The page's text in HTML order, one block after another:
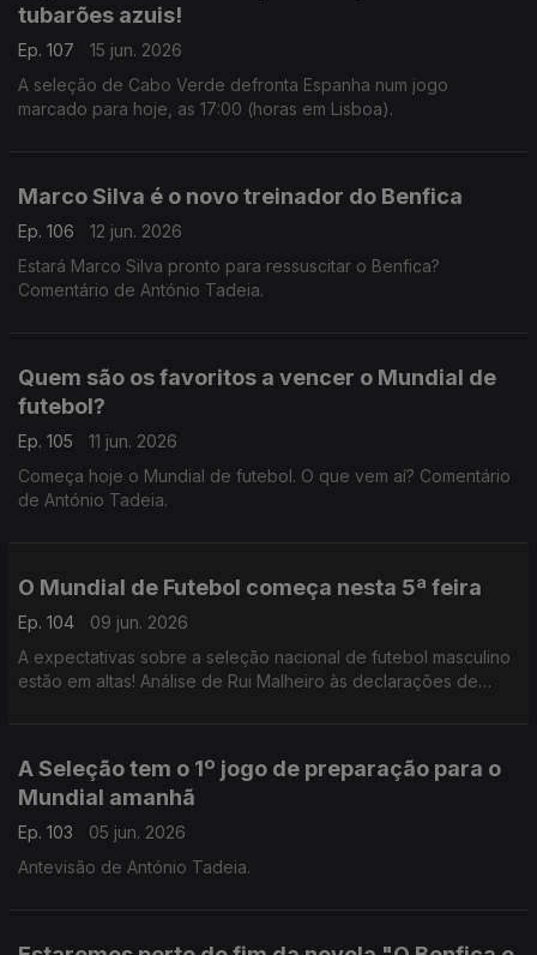
tubarões azuis!
Ep. 107
15 jun. 2026
A seleção de Cabo Verde defronta Espanha num jogo
marcado para hoje, as 17:00 (horas em Lisboa).
Marco Silva é o novo treinador do Benfica
Ep. 106
12 jun. 2026
Estará Marco Silva pronto para ressuscitar o Benfica?
Comentário de António Tadeia.
Quem são os favoritos a vencer o Mundial de
futebol?
Ep. 105
11 jun. 2026
Começa hoje o Mundial de futebol. O que vem aí? Comentário
de António Tadeia.
O Mundial de Futebol começa nesta 5ª feira
Ep. 104
09 jun. 2026
A expectativas sobre a seleção nacional de futebol masculino
estão em altas! Análise de Rui Malheiro às declarações de
A Seleção tem o 1º jogo de preparação para o
Mundial amanhã
Ep. 103
05 jun. 2026
Antevisão de António Tadeia.